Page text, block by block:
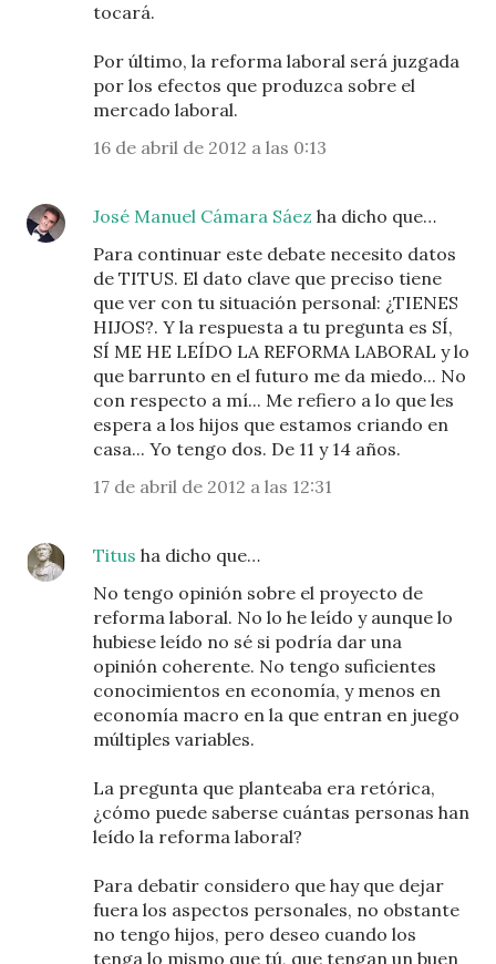
tocará.
Por último, la reforma laboral será juzgada
por los efectos que produzca sobre el
mercado laboral.
16 de abril de 2012 a las 0:13
José Manuel Cámara Sáez ha dicho que…
Para continuar este debate necesito datos
de TITUS. El dato clave que preciso tiene
que ver con tu situación personal: ¿TIENES
HIJOS?. Y la respuesta a tu pregunta es SÍ,
SÍ ME HE LEÍDO LA REFORMA LABORAL y lo
que barrunto en el futuro me da miedo... No
con respecto a mí... Me refiero a lo que les
espera a los hijos que estamos criando en
casa... Yo tengo dos. De 11 y 14 años.
17 de abril de 2012 a las 12:31
Titus ha dicho que…
No tengo opinión sobre el proyecto de
reforma laboral. No lo he leído y aunque lo
hubiese leído no sé si podría dar una
opinión coherente. No tengo suficientes
conocimientos en economía, y menos en
economía macro en la que entran en juego
múltiples variables.
La pregunta que planteaba era retórica,
¿cómo puede saberse cuántas personas han
leído la reforma laboral?
Para debatir considero que hay que dejar
fuera los aspectos personales, no obstante
no tengo hijos, pero deseo cuando los
tenga lo mismo que tú, que tengan un buen